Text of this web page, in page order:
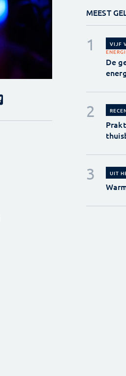
MEEST
VIJF
De
UIT